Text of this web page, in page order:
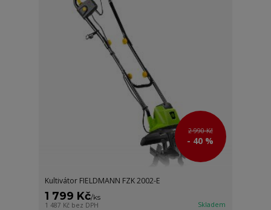
2 990 Kč
- 40 %
Kultivátor FIELDMANN FZK 2002-E
1 799 Kč/ks
1 487 Kč bez DPH Skladem